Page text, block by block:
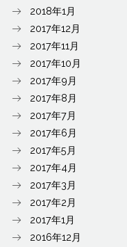
2018年1月
2017年12月
2017年11月
2017年10月
2017年9月
2017年8月
2017年7月
2017年6月
2017年5月
2017年4月
2017年3月
2017年2月
2017年1月
2016年12月